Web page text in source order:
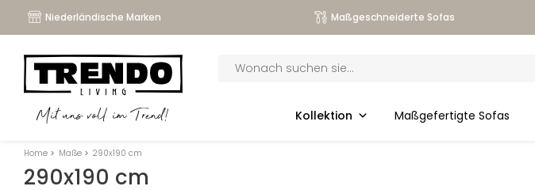
Niederländische Marken Maßgeschneiderte Sofas
Mit uns voll im Trend!
search
Kollektion Maßgefertigte Sofas
Home > Maße > 290x190 cm
290x190 cm